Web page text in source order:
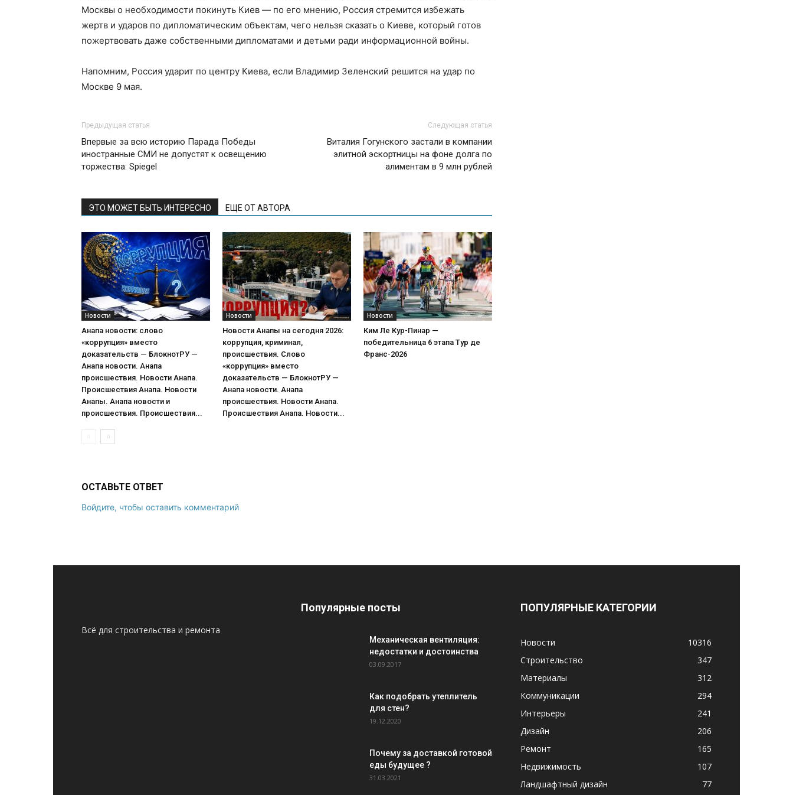
Москвы о необходимости покинуть Киев — по его мнению, Россия стремится избежать
жертв и ударов по дипломатическим объектам, чего нельзя сказать о Киеве, который готов
пожертвовать даже собственными дипломатами и детьми ради информационной войны.
Напомним, Россия ударит по центру Киева, если Владимир Зеленский решится на удар по
Москве 9 мая.
Предыдущая статья
Впервые за всю историю Парада Победы
иностранные СМИ не допустят к освещению
торжества: Spiegel
Следующая статья
Виталия Гогунского застали в компании
элитной эскортницы на фоне долга по
алиментам в 9 млн рублей
ЭТО МОЖЕТ БЫТЬ ИНТЕРЕСНО ЕЩЕ ОТ АВТОРА
Новости
Анапа новости: слово
«коррупция» вместо
доказательств — БлокнотРУ —
Анапа новости. Анапа
происшествия. Новости Анапа.
Происшествия Анапа. Новости
Анапы. Анапа новости и
происшествия. Происшествия...
Новости
Новости Анапы на сегодня 2026:
коррупция, криминал,
происшествия. Слово
«коррупция» вместо
доказательств — БлокнотРУ —
Анапа новости. Анапа
происшествия. Новости Анапа.
Происшествия Анапа. Новости...
Новости
Ким Ле Кур-Пинар —
победительница 6 этапа Тур де
Франс-2026
ОСТАВЬТЕ ОТВЕТ
Войдите, чтобы оставить комментарий
Всё для строительства и ремонта
Популярные посты
Механическая вентиляция:
недостатки и достоинства
03.09.2017
Как подобрать утеплитель
для стен?
19.12.2020
Почему за доставкой готовой
еды будущее ?
31.03.2021
ПОПУЛЯРНЫЕ КАТЕГОРИИ
Новости
10316
Строительство
347
Материалы
312
Коммуникации
294
Интерьеры
241
Дизайн
206
Ремонт
165
Недвижимость
107
Ландшафтный дизайн
77